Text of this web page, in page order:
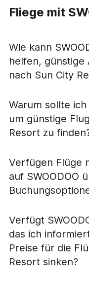
Fliege mit
Wie kann
helfen, günstige
nach Sun City
Warum sollte ich
um günstige
Resort zu
Verfügen Flüge
auf SWOODOO
Verfügt
das ich
Preise für die
Resort sinken?